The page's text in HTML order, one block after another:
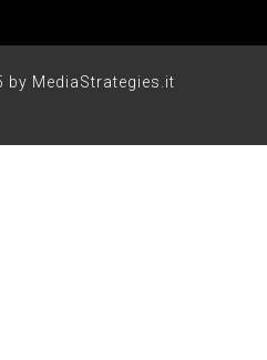
by MediaStrategies.it